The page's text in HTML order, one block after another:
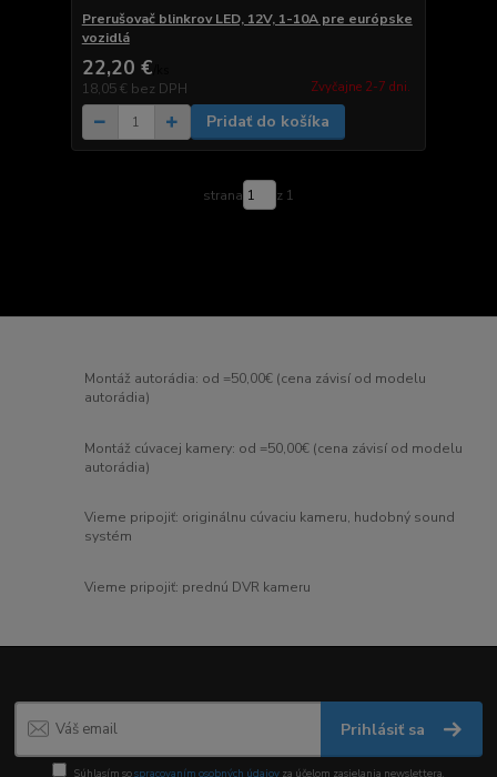
Prerušovač blinkrov LED, 12V, 1-10A pre európske
vozidlá
22,20 €
18,05 € bez DPH Zvyčajne 2-7 dni.
Pridať do košíka
strana z 1
Montáž autorádia: od =50,00€ (cena závisí od modelu
autorádia)
Montáž cúvacej kamery: od =50,00€ (cena závisí od modelu
autorádia)
Vieme pripojiť: originálnu cúvaciu kameru, hudobný sound
systém
Vieme pripojiť: prednú DVR kameru
Prihlásiť sa
Súhlasím sospracovaním osobných údajov za účelom zasielania newslettera.